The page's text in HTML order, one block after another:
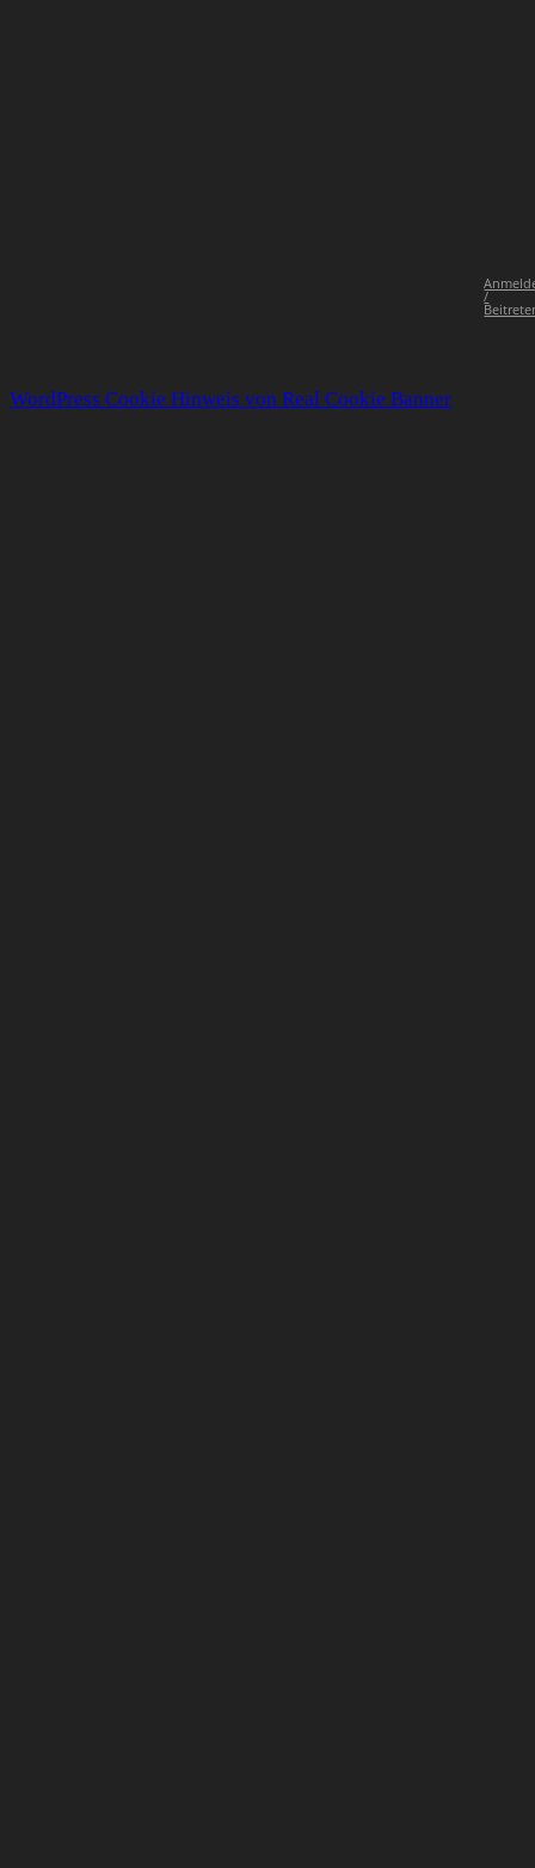
/
WordPress Cookie Hinweis von Real Cookie Banner